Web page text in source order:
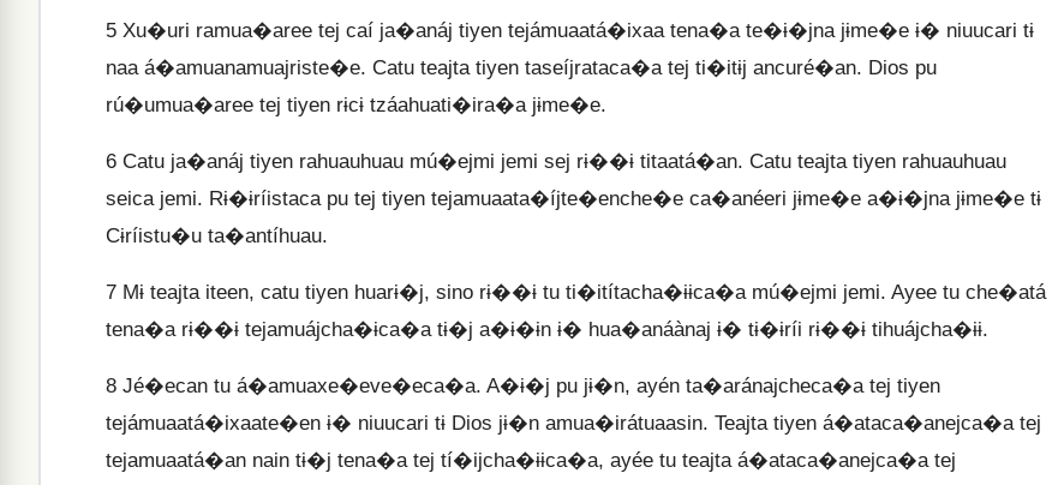
5 Xu�uri ramua�aree tej caí ja�anáj tiyen tejámuaatá�ixaa tena�a te�ɨ�jna jɨme�e ɨ� niuucari tɨ
naa á�amuanamuajriste�e. Catu teajta tiyen taseíjrataca�a tej ti�itɨj ancuré�an. Dios pu
rú�umua�aree tej tiyen rɨcɨ tzáahuati�ira�a jɨme�e.
6 Catu ja�anáj tiyen rahuauhuau mú�ejmi jemi sej rɨ��ɨ titaatá�an. Catu teajta tiyen rahuauhuau
seica jemi. Rɨ�ɨríistaca pu tej tiyen tejamuaata�íjte�enche�e ca�anéeri jɨme�e a�ɨ�jna jɨme�e tɨ
Cɨríistu�u ta�antíhuau.
7 Mɨ teajta iteen, catu tiyen huarɨ�j, sino rɨ��ɨ tu ti�itítacha�ɨɨca�a mú�ejmi jemi. Ayee tu che�atá
tena�a rɨ��ɨ tejamuájcha�ɨca�a tɨ�j a�ɨ�ɨn ɨ� hua�anáànaj ɨ� tɨ�ɨríi rɨ��ɨ tihuájcha�ɨɨ.
8 Jé�ecan tu á�amuaxe�eve�eca�a. A�ɨ�j pu jɨ�n, ayén ta�aránajcheca�a tej tiyen
tejámuaatá�ixaate�en ɨ� niuucari tɨ Dios jɨ�n amua�irátuaasin. Teajta tiyen á�ataca�anejca�a tej
tejamuaatá�an nain tɨ�j tena�a tej tí�ijcha�ɨɨca�a, ayée tu teajta á�ataca�anejca�a tej